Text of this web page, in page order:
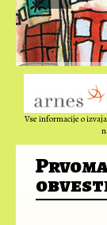
Vse informacije o